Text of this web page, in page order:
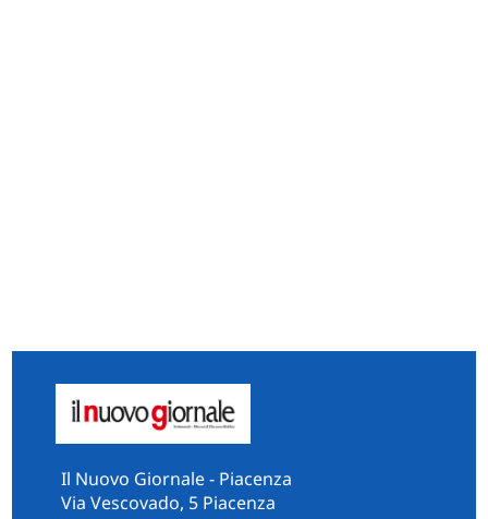
Il Nuovo Giornale - Piacenza
Via Vescovado, 5 Piacenza